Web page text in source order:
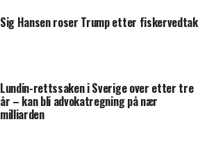
Sig Hansen roser Trump etter fiskervedtak
Lundin-rettssaken i Sverige over etter tre
år – kan bli advokatregning på nær
milliarden